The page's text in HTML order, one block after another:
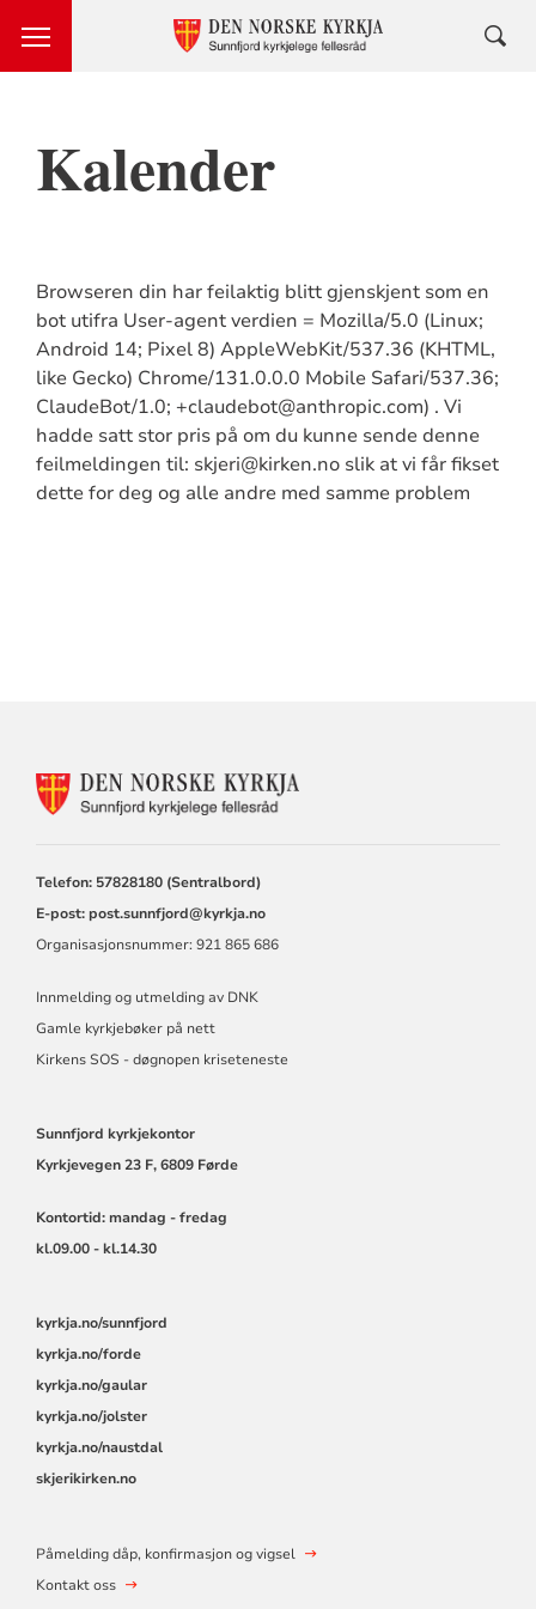
Kalender
Browseren din har feilaktig blitt gjenskjent som en
bot utifra User-agent verdien = Mozilla/5.0 (Linux;
Android 14; Pixel 8) AppleWebKit/537.36 (KHTML,
like Gecko) Chrome/131.0.0.0 Mobile Safari/537.36;
ClaudeBot/1.0; +claudebot@anthropic.com) . Vi
hadde satt stor pris på om du kunne sende denne
feilmeldingen til: skjeri@kirken.no slik at vi får fikset
dette for deg og alle andre med samme problem
KONTAKTINFORMASJON
Telefon: 57828180 (Sentralbord)
E-post:post.sunnfjord@kyrkja.no
Organisasjonsnummer: 921 865 686
Innmelding og utmelding av DNK
Gamle kyrkjebøker på nett
Kirkens SOS - døgnopen kriseteneste
Sunnfjord kyrkjekontor
Kyrkjevegen 23 F, 6809 Førde
Kontortid: mandag - fredag
kl.09.00 - kl.14.30
kyrkja.no/sunnfjord
kyrkja.no/forde
kyrkja.no/gaular
kyrkja.no/jolster
kyrkja.no/naustdal
skjerikirken.no
Påmelding dåp, konfirmasjon og vigsel
Kontakt oss